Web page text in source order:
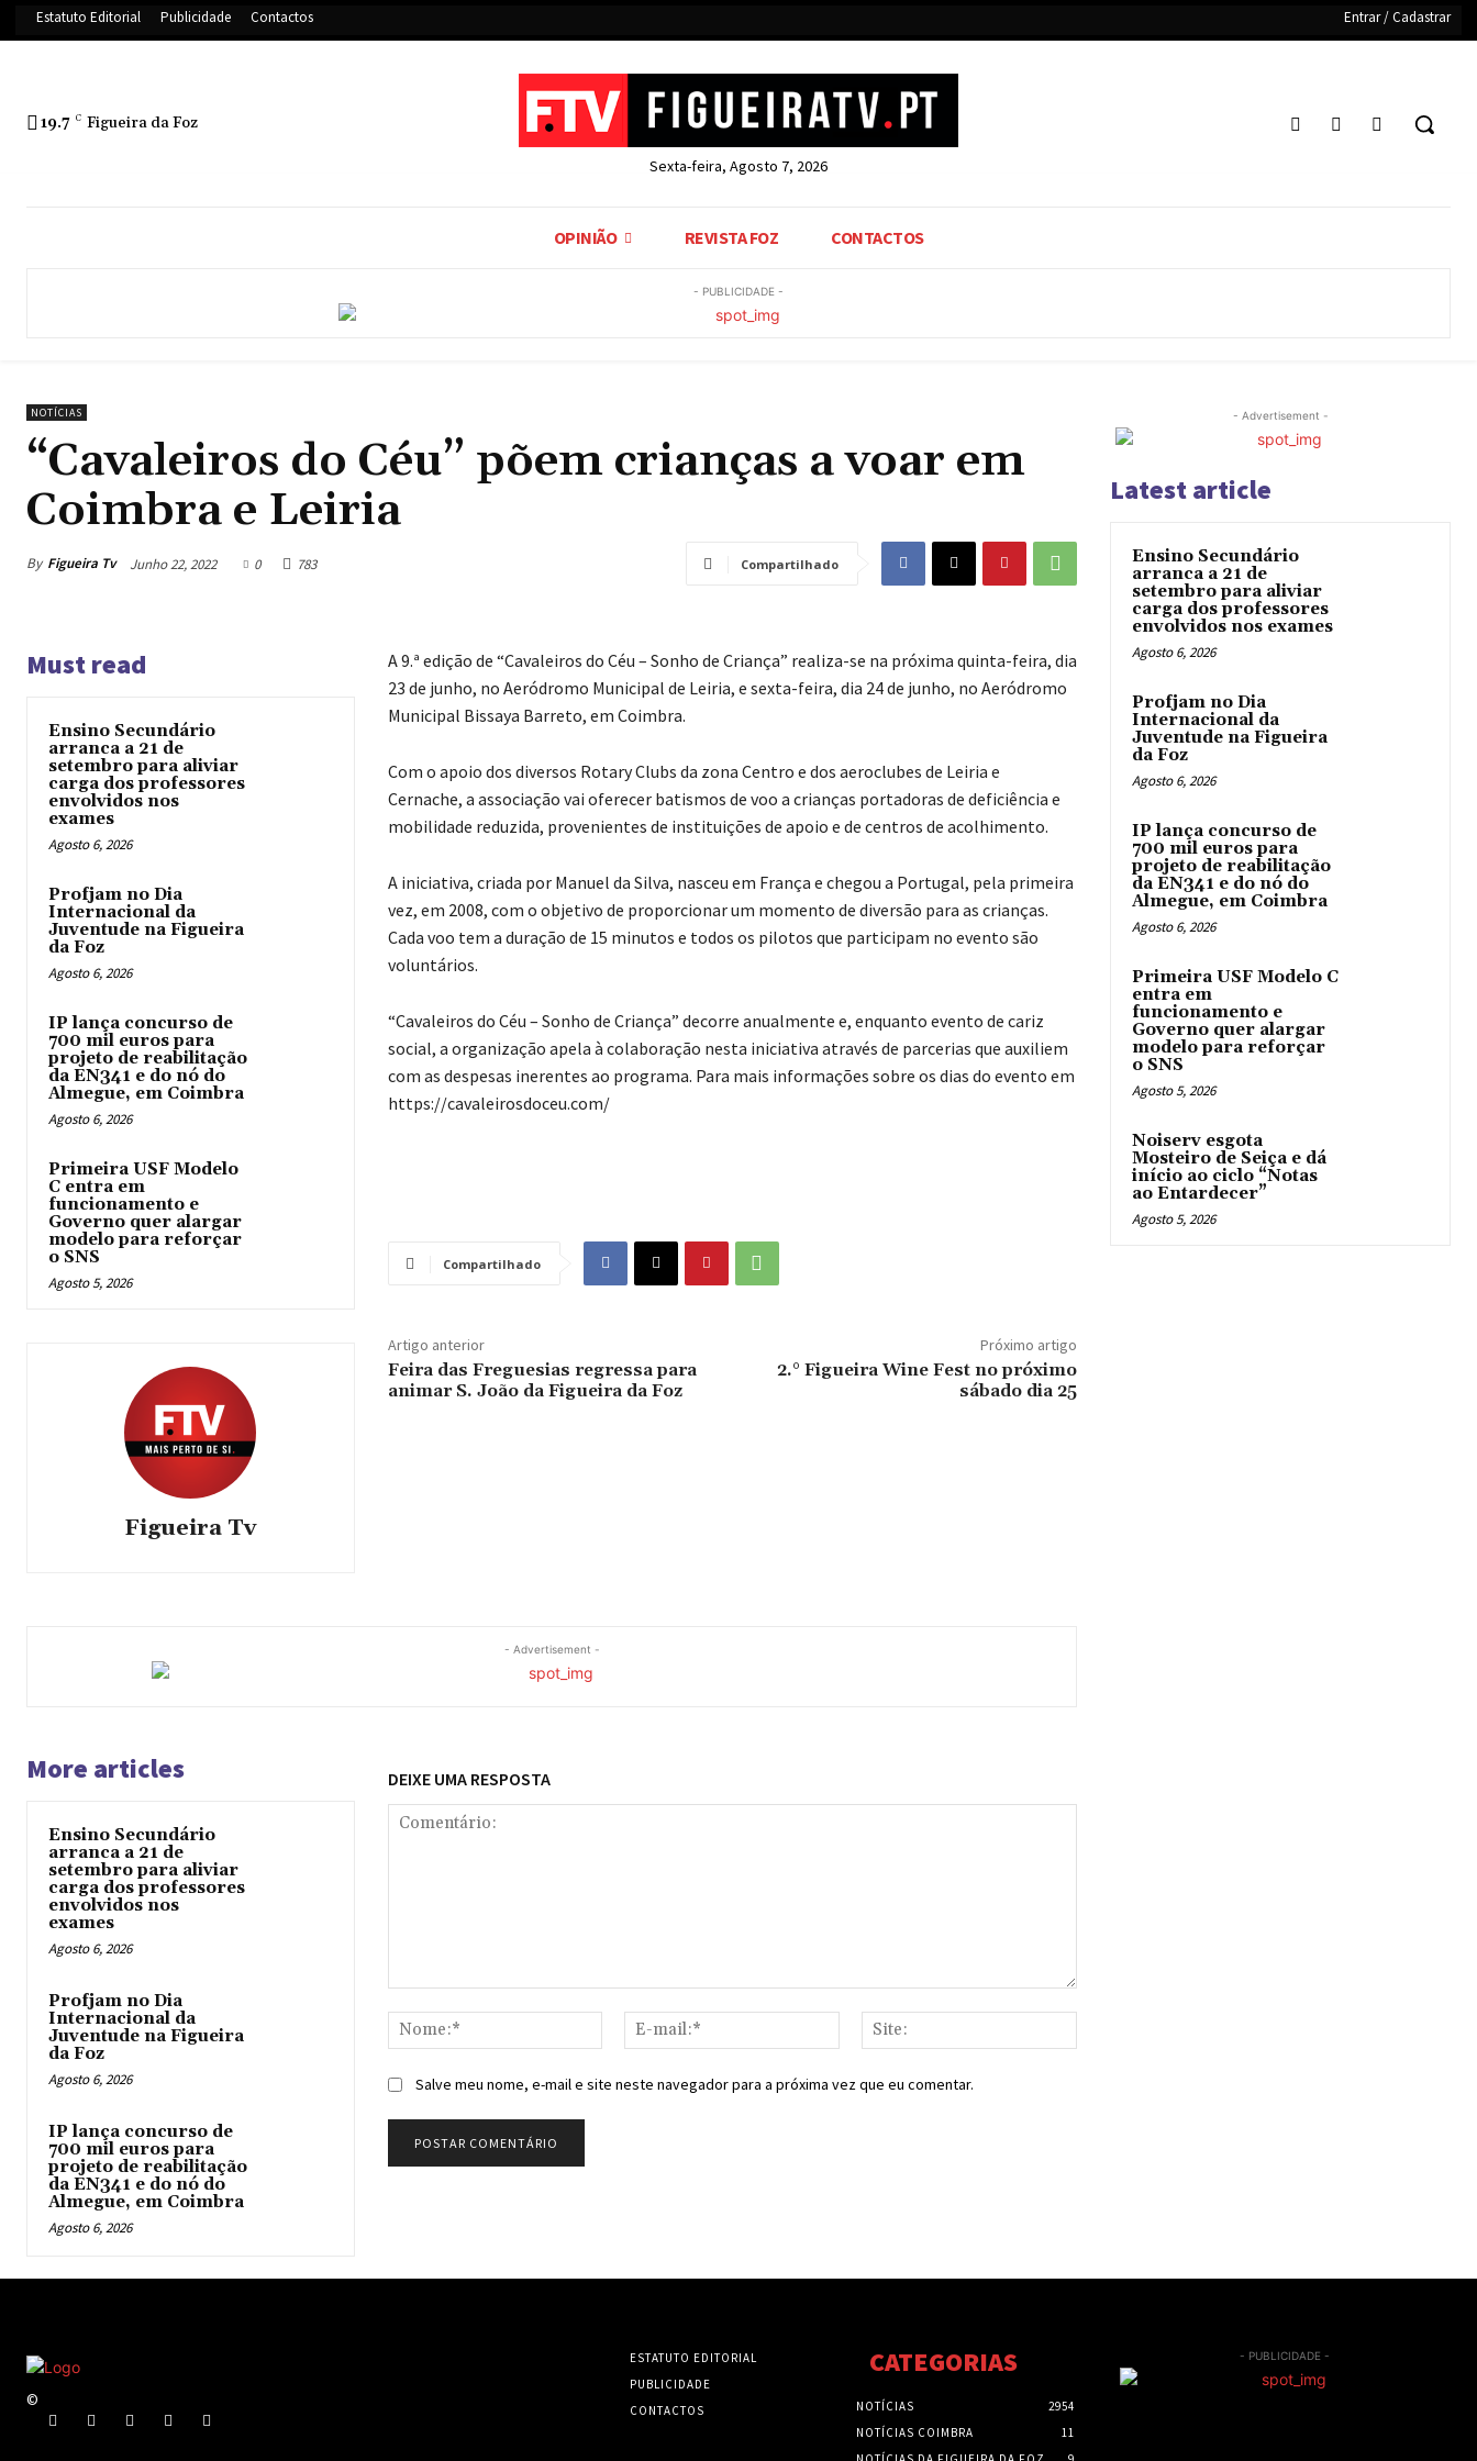
Estatuto Editorial Publicidade Contactos Entrar / Cadastrar
19.7 C Figueira da Foz
Sexta-feira, Agosto 7, 2026
OPINIÃO REVISTA FOZ CONTACTOS
- PUBLICIDADE -
NOTÍCIAS
“Cavaleiros do Céu” põem crianças a voar em
Coimbra e Leiria
By Figueira Tv Junho 22, 2022 0 783 Compartilhado
Must read
Ensino Secundário
arranca a 21 de
setembro para aliviar
carga dos professores
envolvidos nos
exames
Agosto 6, 2026
Profjam no Dia
Internacional da
Juventude na Figueira
da Foz
Agosto 6, 2026
IP lança concurso de
700 mil euros para
projeto de reabilitação
da EN341 e do nó do
Almegue, em Coimbra
Agosto 6, 2026
Primeira USF Modelo
C entra em
funcionamento e
Governo quer alargar
modelo para reforçar
o SNS
Agosto 5, 2026
Figueira Tv
A 9.ª edição de “Cavaleiros do Céu – Sonho de Criança” realiza-se na próxima quinta-feira, dia
23 de junho, no Aeródromo Municipal de Leiria, e sexta-feira, dia 24 de junho, no Aeródromo
Municipal Bissaya Barreto, em Coimbra.
Com o apoio dos diversos Rotary Clubs da zona Centro e dos aeroclubes de Leiria e
Cernache, a associação vai oferecer batismos de voo a crianças portadoras de deficiência e
mobilidade reduzida, provenientes de instituições de apoio e de centros de acolhimento.
A iniciativa, criada por Manuel da Silva, nasceu em França e chegou a Portugal, pela primeira
vez, em 2008, com o objetivo de proporcionar um momento de diversão para as crianças.
Cada voo tem a duração de 15 minutos e todos os pilotos que participam no evento são
voluntários.
“Cavaleiros do Céu – Sonho de Criança” decorre anualmente e, enquanto evento de cariz
social, a organização apela à colaboração nesta iniciativa através de parcerias que auxiliem
com as despesas inerentes ao programa. Para mais informações sobre os dias do evento em
https://cavaleirosdoceu.com/
Compartilhado
Artigo anterior
Feira das Freguesias regressa para
animar S. João da Figueira da Foz
Próximo artigo
2.° Figueira Wine Fest no próximo
sábado dia 25
- Advertisement -
More articles
Ensino Secundário
arranca a 21 de
setembro para aliviar
carga dos professores
envolvidos nos
exames
Agosto 6, 2026
Profjam no Dia
Internacional da
Juventude na Figueira
da Foz
Agosto 6, 2026
IP lança concurso de
700 mil euros para
projeto de reabilitação
da EN341 e do nó do
Almegue, em Coimbra
Agosto 6, 2026
DEIXE UMA RESPOSTA
Nome:*
mail:*
Salve meu nome, e-mail e site neste navegador para a próxima vez que eu comentar.
- Advertisement -
Latest article
Ensino Secundário
arranca a 21 de
setembro para aliviar
carga dos professores
envolvidos nos exames
Agosto 6, 2026
Profjam no Dia
Internacional da
Juventude na Figueira
da Foz
Agosto 6, 2026
IP lança concurso de
700 mil euros para
projeto de reabilitação
da EN341 e do nó do
Almegue, em Coimbra
Agosto 6, 2026
Primeira USF Modelo C
entra em
funcionamento e
Governo quer alargar
modelo para reforçar
o SNS
Agosto 5, 2026
Noiserv esgota
Mosteiro de Seiça e dá
início ao ciclo “Notas
ao Entardecer”
Agosto 5, 2026
©
ESTATUTO EDITORIAL
PUBLICIDADE
CONTACTOS
CATEGORIAS
NOTÍCIAS
2954
NOTÍCIAS COIMBRA
11
- PUBLICIDADE -